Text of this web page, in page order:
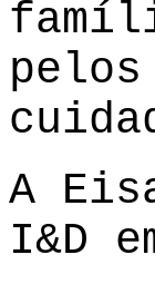
pelos
A
I&D